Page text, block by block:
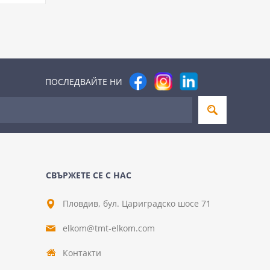
ПОСЛЕДВАЙТЕ НИ
СВЪРЖЕТЕ СЕ С НАС
Пловдив, бул. Цариградско шосе 71
elkom@tmt-elkom.com
Контакти